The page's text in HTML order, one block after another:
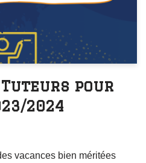
pour
2024
vacances bien méritées